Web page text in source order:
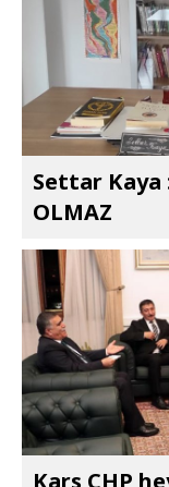
Settar Kaya :
OLMAZ
Kars CHP